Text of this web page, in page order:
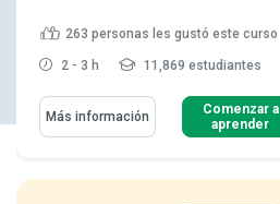
263 personas les gustó este curso
2 - 3 h 11,869 estudiantes
Más información
Comenzar a
aprender